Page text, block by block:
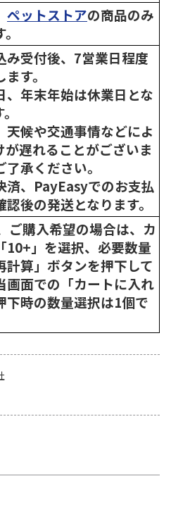
ペットストアの商品のみ
み受付後、7営業日程度
す。
年末年始は休業日とな
候や交通事情などによ
が遅れることがございま
承ください。
、PayEasyでのお支払
後の発送となります。
ご購入希望の場合は、カ
10+」を選択、必要数量
計算」ボタンを押下して
画面での「カートに入れ
下時の数量選択は1個で